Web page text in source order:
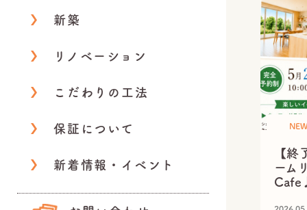
新築
リノベーション
こだわりの工法
保証について
新着情報・イベント
【終
ーム